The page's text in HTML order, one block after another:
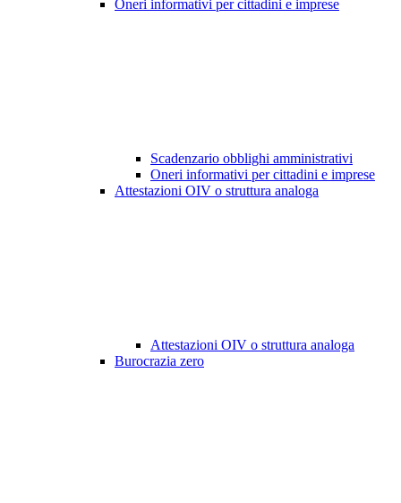
Oneri informativi per cittadini e imprese
Scadenzario obblighi amministrativi
Oneri informativi per cittadini e imprese
Attestazioni OIV o struttura analoga
Attestazioni OIV o struttura analoga
Burocrazia zero